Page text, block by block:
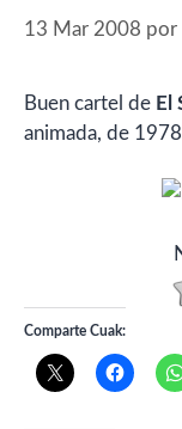
13 Mar 2008 por
Buen cartel de El
animada, de
Comparte Cuak: